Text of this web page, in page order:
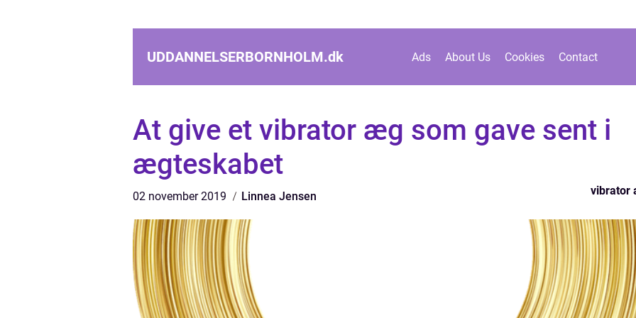
UDDANNELSERBORNHOLM.dk Ads About Us Cookies Contact
At give et vibrator æg som gave sent i
ægteskabet
02 november 2019 Linnea Jensen vibrator